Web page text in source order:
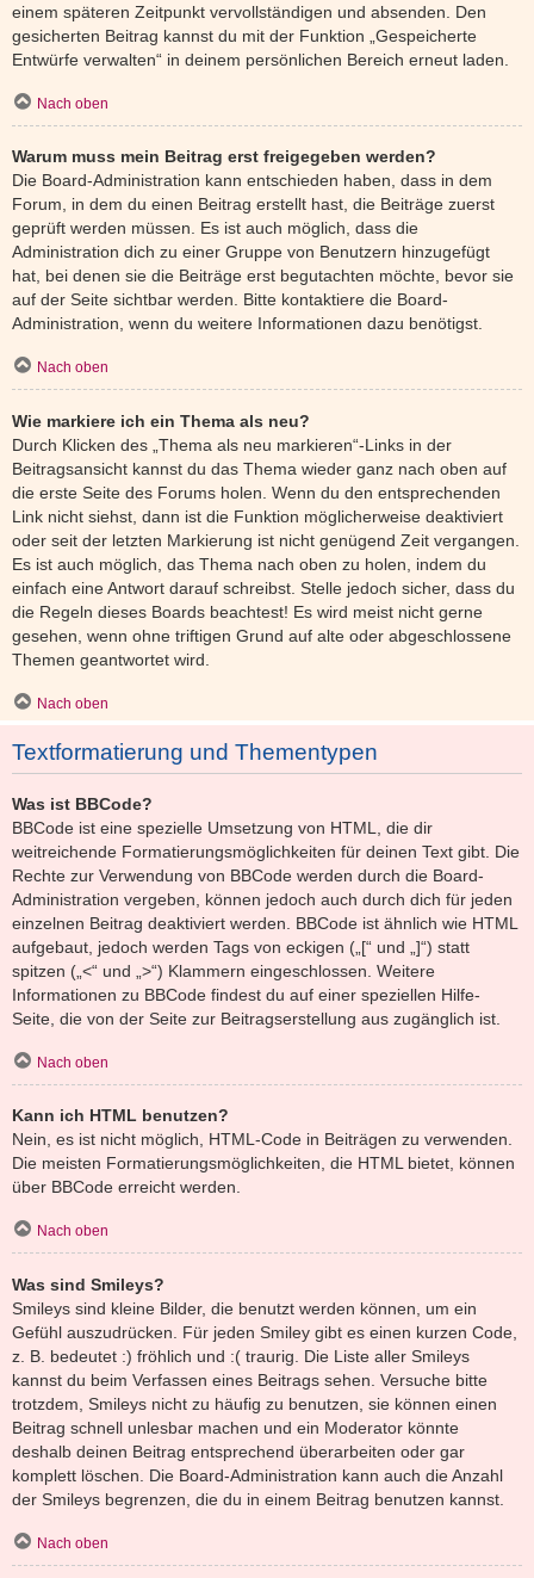
einem späteren Zeitpunkt vervollständigen und absenden. Den
gesicherten Beitrag kannst du mit der Funktion „Gespeicherte
Entwürfe verwalten“ in deinem persönlichen Bereich erneut laden.
Nach oben
Warum muss mein Beitrag erst freigegeben werden?
Die Board-Administration kann entschieden haben, dass in dem
Forum, in dem du einen Beitrag erstellt hast, die Beiträge zuerst
geprüft werden müssen. Es ist auch möglich, dass die
Administration dich zu einer Gruppe von Benutzern hinzugefügt
hat, bei denen sie die Beiträge erst begutachten möchte, bevor sie
auf der Seite sichtbar werden. Bitte kontaktiere die Board-
Administration, wenn du weitere Informationen dazu benötigst.
Nach oben
Wie markiere ich ein Thema als neu?
Durch Klicken des „Thema als neu markieren“-Links in der
Beitragsansicht kannst du das Thema wieder ganz nach oben auf
die erste Seite des Forums holen. Wenn du den entsprechenden
Link nicht siehst, dann ist die Funktion möglicherweise deaktiviert
oder seit der letzten Markierung ist nicht genügend Zeit vergangen.
Es ist auch möglich, das Thema nach oben zu holen, indem du
einfach eine Antwort darauf schreibst. Stelle jedoch sicher, dass du
die Regeln dieses Boards beachtest! Es wird meist nicht gerne
gesehen, wenn ohne triftigen Grund auf alte oder abgeschlossene
Themen geantwortet wird.
Nach oben
Textformatierung und Thementypen
Was ist BBCode?
BBCode ist eine spezielle Umsetzung von HTML, die dir
weitreichende Formatierungsmöglichkeiten für deinen Text gibt. Die
Rechte zur Verwendung von BBCode werden durch die Board-
Administration vergeben, können jedoch auch durch dich für jeden
einzelnen Beitrag deaktiviert werden. BBCode ist ähnlich wie HTML
aufgebaut, jedoch werden Tags von eckigen („[“ und „]“) statt
spitzen („<“ und „>“) Klammern eingeschlossen. Weitere
Informationen zu BBCode findest du auf einer speziellen Hilfe-
Seite, die von der Seite zur Beitragserstellung aus zugänglich ist.
Nach oben
Kann ich HTML benutzen?
Nein, es ist nicht möglich, HTML-Code in Beiträgen zu verwenden.
Die meisten Formatierungsmöglichkeiten, die HTML bietet, können
über BBCode erreicht werden.
Nach oben
Was sind Smileys?
Smileys sind kleine Bilder, die benutzt werden können, um ein
Gefühl auszudrücken. Für jeden Smiley gibt es einen kurzen Code,
z. B. bedeutet :) fröhlich und :( traurig. Die Liste aller Smileys
kannst du beim Verfassen eines Beitrags sehen. Versuche bitte
trotzdem, Smileys nicht zu häufig zu benutzen, sie können einen
Beitrag schnell unlesbar machen und ein Moderator könnte
deshalb deinen Beitrag entsprechend überarbeiten oder gar
komplett löschen. Die Board-Administration kann auch die Anzahl
der Smileys begrenzen, die du in einem Beitrag benutzen kannst.
Nach oben